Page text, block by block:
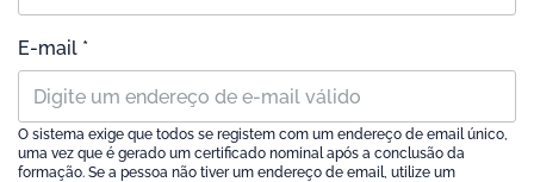
E-mail *
O sistema exige que todos se registem com um endereço de email único,
uma vez que é gerado um certificado nominal após a conclusão da
formação. Se a pessoa não tiver um endereço de email, utilize um